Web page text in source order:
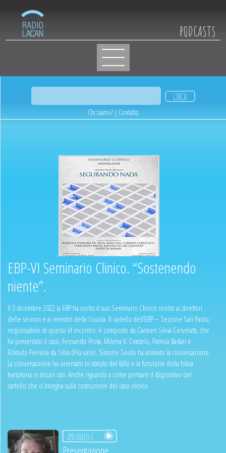
PODCASTS
Chi siamo? | Contatto
EBP-VI Seminario Clinico. “Sostenendo
niente”.
Il 3 dicembre 2022 la EBP ha svolto il suo Seminario Clinico rivolto ai direttori
delle sezioni e ai membri della Scuola. Il cartello dell’EBP – Sezione San Paolo,
responsabile di questo VI incontro, è composto da Carmen Silvia Cervelatti, che
ha presentato il caso, Fernando Prota, Milena V. Crastelo, Patricia Badari e
Rômulo Ferreira da Silva (Più-uno). Simone Souto ha animato la conversazione.
La conversazione ha orientato lo statuto del fallo e la funzione della fobia
transitoria in alcuni casi. Anche riguardo a come pensare il dispositivo del
cartello che ci insegna sulla costruzione del caso clinico.
Episodio 1